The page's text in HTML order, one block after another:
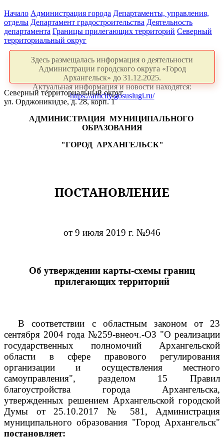
Начало Администрация города Департаменты, управления,
отделы Департамент градостроительства Деятельность
департамента Границы прилегающих территорий Северный
территориальный округ
Здесь размещалась информация о деятельности
Администрации городского округа «Город
Архангельск» до 31.12.2025.
Актуальная информация и новости находятся:
https://arhcity.gosuslugi.ru/
Северный территориальный округ
ул. Орджоникидзе, д. 28, корп. 1
АДМИНИСТРАЦИЯ МУНИЦИПАЛЬНОГО
ОБРАЗОВАНИЯ
"ГОРОД АРХАНГЕЛЬСК"
ПОСТАНОВЛЕНИЕ
от 9 июля 2019 г. №946
Об утверждении карты-схемы границ
прилегающих территорий
В соответствии с областным законом от 23
сентября 2004 года №259-внеоч.-ОЗ "О реализации
государственных полномочий Архангельской
области в сфере правового регулирования
организации и осуществления местного
самоуправления", разделом 15 Правил
благоустройства города Архангельска,
утвержденных решением Архангельской городской
Думы от 25.10.2017 № 581, Администрация
муниципального образования "Город Архангельск"
постановляет: